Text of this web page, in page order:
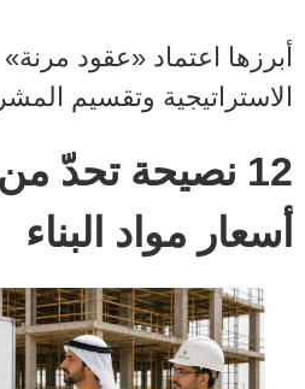
أبرزها اعتماد «عقود
الاستراتيجية وتقسيم
12 نصيحة تحدّ
أسعار مواد البناء